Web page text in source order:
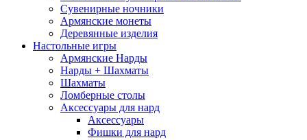
Сувенирные ночники
Армянские монеты
Деревянные изделия
Настольные игры
Армянские Нарды
Нарды + Шахматы
Шахматы
Ломберные столы
Аксессуары для нард
Аксессуары
Фишки для нард